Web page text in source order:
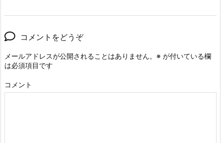
コメントをどうぞ
メールアドレスが公開されることはありません。 ※ が付いている欄
は必須項目です
コメント